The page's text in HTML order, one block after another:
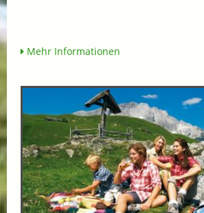
Mehr Informationen